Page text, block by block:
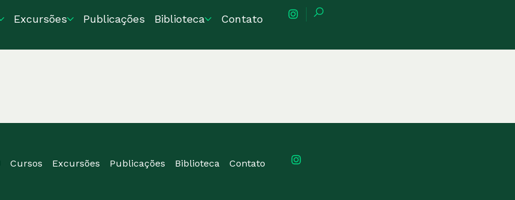
Excursões Publicações Biblioteca Contato
Cursos Excursões Publicações Biblioteca Contato